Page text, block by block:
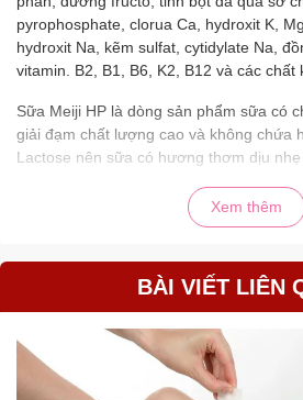
pyrophosphate, clorua Ca, hydroxit K,
hydroxit Na, kẽm sulfat, cytidylate Na,
vitamin. B2, B1, B6, K2, B12 và các chất
Sữa Meiji HP là dòng sản phẩm sữa có
giải đạm chất lượng cao và không chứa
Lactose nên sữa có hương thơm dịu
Meiji HP có dễ uống không?” thì đáp án
1.2. Công dụng của
Tìm hiểu về công dụng của sữa là
được các mẹ quan tâm khi mua bất một
Xem thêm
BÀI VIẾT LIÊN